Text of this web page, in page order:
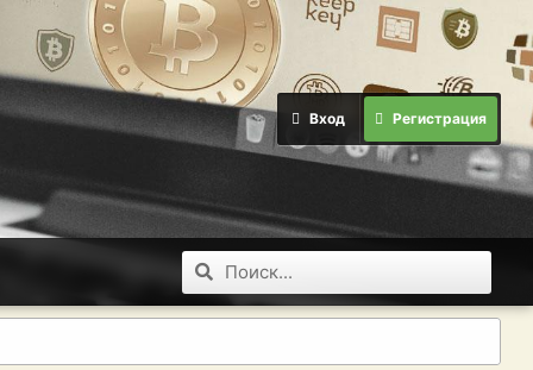
Вход Регистрация